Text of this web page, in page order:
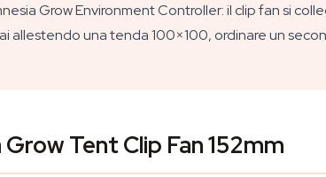
Grow Environment Controller: il clip fan si
allestendo una tenda 100×100, ordinare un
Tent Clip Fan 152mm